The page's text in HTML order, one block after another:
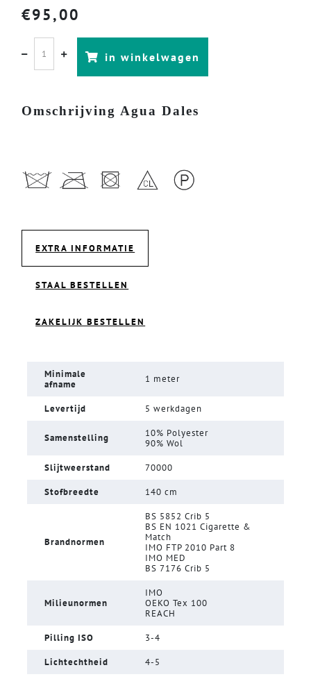
€95,00
in winkelwagen
Omschrijving Agua Dales
EXTRA INFORMATIE
STAAL BESTELLEN
ZAKELIJK BESTELLEN
Minimale
afname
1 meter
Levertijd 5 werkdagen
Samenstelling
10% Polyester
90% Wol
Slijtweerstand 70000
Stofbreedte 140 cm
Brandnormen
BS 5852 Crib 5
BS EN 1021 Cigarette &
Match
IMO FTP 2010 Part 8
IMO MED
BS 7176 Crib 5
Milieunormen
IMO
OEKO Tex 100
REACH
Pilling ISO 3-4
Lichtechtheid 4-5